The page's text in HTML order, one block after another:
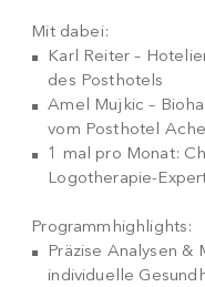
Mit dabei:
Karl Reiter –
des Posthotels
Amel Mujkic –
vom Posthotel
1 mal pro Monat:
Logotherapie-
Programmhighlights:
Präzise Analysen &
individuelle